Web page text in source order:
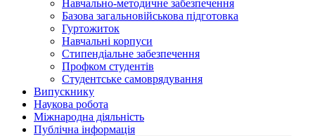
Навчально-методичне забезпечення
Базова загальновійськова підготовка
Гуртожиток
Навчальні корпуси
Стипендіальне забезпечення
Профком студентів
Студентське самоврядування
Випускнику
Наукова робота
Міжнародна діяльність
Публічна інформація